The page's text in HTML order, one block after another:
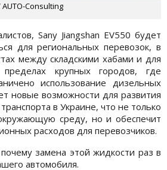
AUTO-Consulting
Sany Jiangshan EV550 будет
для региональных перевозок, в
между складскими хабами и для
крупных городов, где
использование дизельных
новые возможности для развития
в Украине, что не только
среду, но и обеспечит
расходов для перевозчиков.
замена этой жидкости раз в
автомобиля.